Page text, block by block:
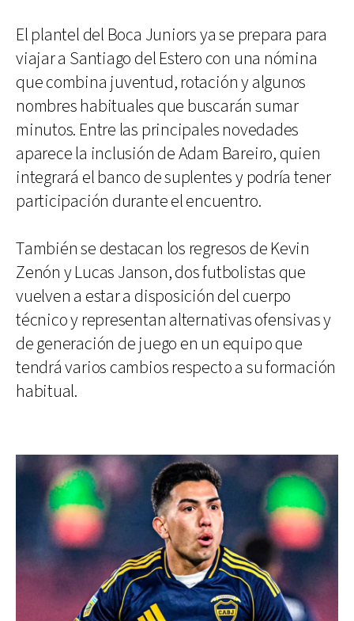
El plantel del Boca Juniors ya se prepara para
viajar a Santiago del Estero con una nómina
que combina juventud, rotación y algunos
nombres habituales que buscarán sumar
minutos. Entre las principales novedades
aparece la inclusión de Adam Bareiro, quien
integrará el banco de suplentes y podría tener
participación durante el encuentro.
También se destacan los regresos de Kevin
Zenón y Lucas Janson, dos futbolistas que
vuelven a estar a disposición del cuerpo
técnico y representan alternativas ofensivas y
de generación de juego en un equipo que
tendrá varios cambios respecto a su formación
habitual.